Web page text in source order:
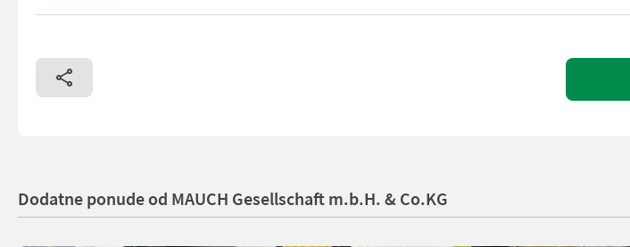
Pila za grane - 3 lista pile - Radna širina 105 cm - Promjer grane cca. 6 cm - 40-50 l/min - 150-170
Dodatne ponude od MAUCH Gesellschaft m.b.H. & Co.KG